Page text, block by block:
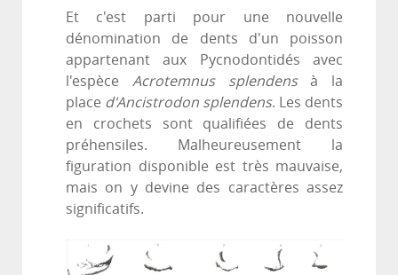
Et c'est parti pour une nouvelle
dénomination de dents d'un poisson
appartenant aux Pycnodontidés avec
l'espèce Acrotemnus splendensà la
place d'Ancistrodon splendens. Les dents
en crochets sont qualifiées de dents
préhensiles. Malheureusement la
figuration disponible est très mauvaise,
mais on y devine des caractères assez
significatifs.